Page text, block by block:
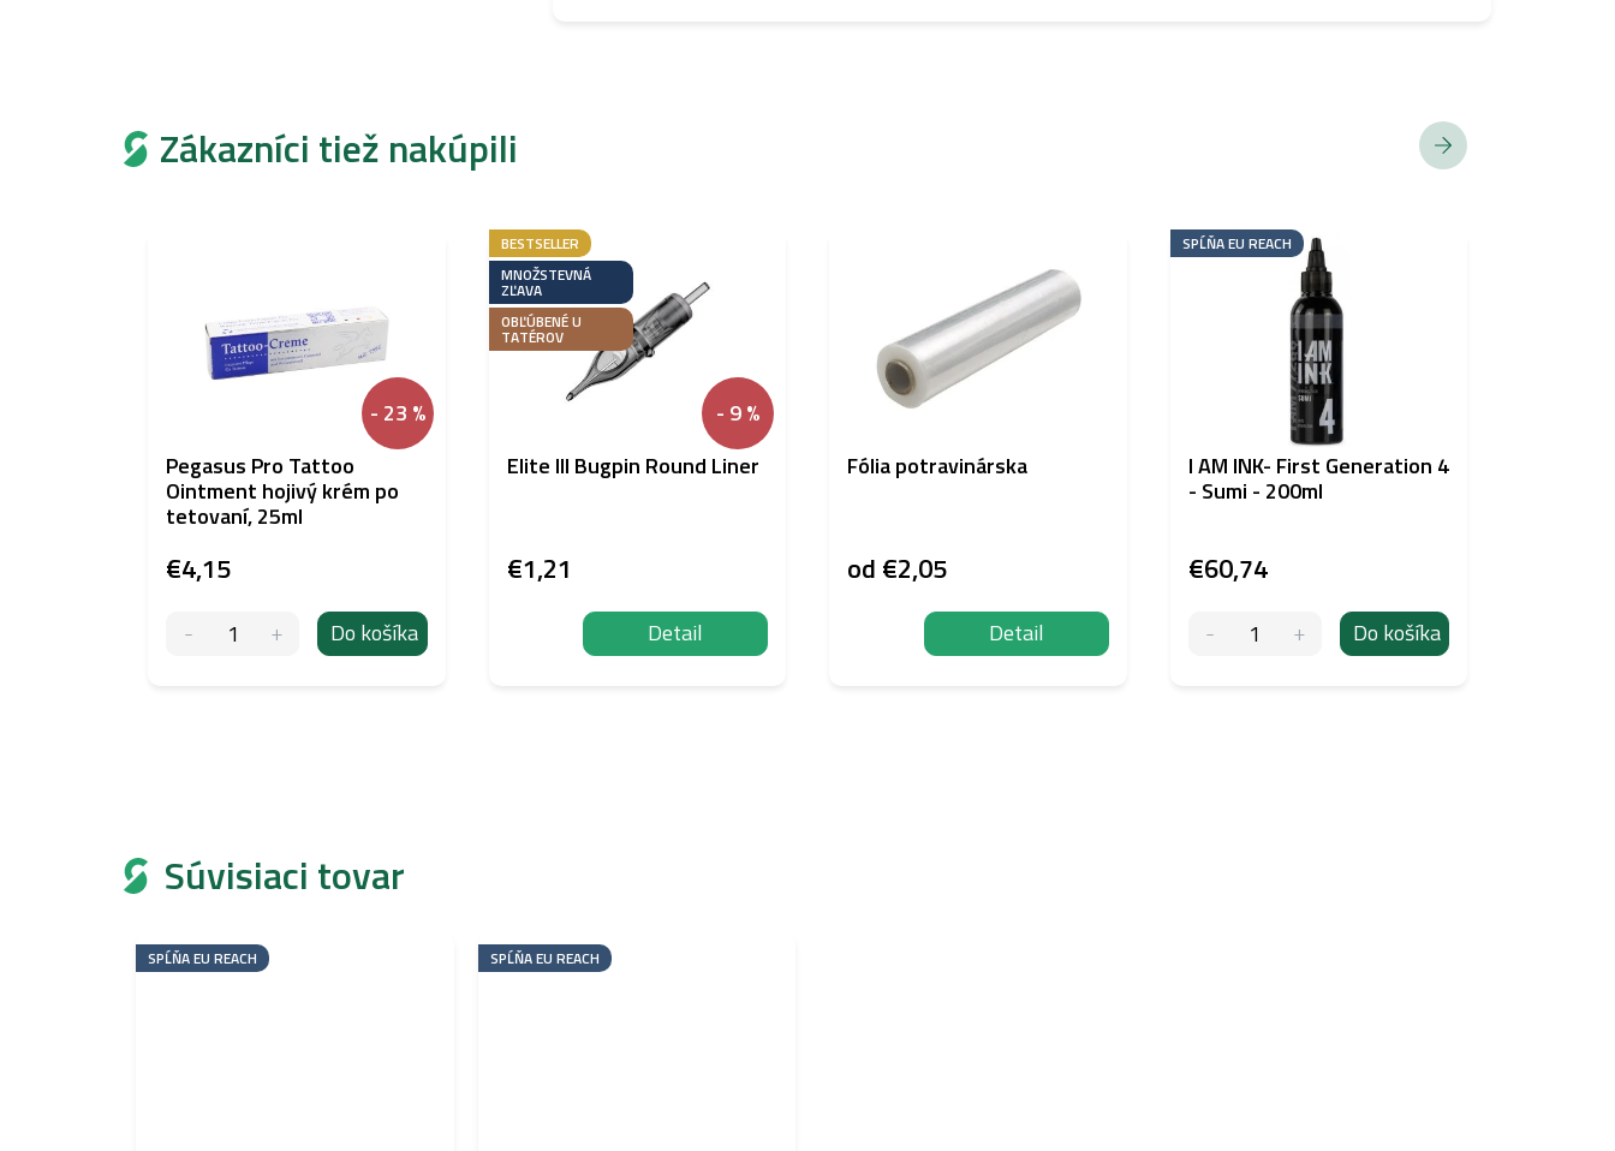
Súvisiaci tovar
SPĹŇA EU REACH SPĹŇA EU REACH
Zákazníci tiež nakúpili
- 23 %
Pegasus Pro Tattoo
Ointment hojivý krém po
tetovaní, 25ml
€4,15
Do košíka
- 9 %
BESTSELLER
MNOŽSTEVNÁ
ZĽAVA
OBĽÚBENÉ U
TATÉROV
Elite III Bugpin Round Liner
€1,21
Detail
Fólia potravinárska
od €2,05
Detail
SPĹŇA EU REACH
I AM INK- First Generation 4
- Sumi - 200ml
€60,74
Do košíka